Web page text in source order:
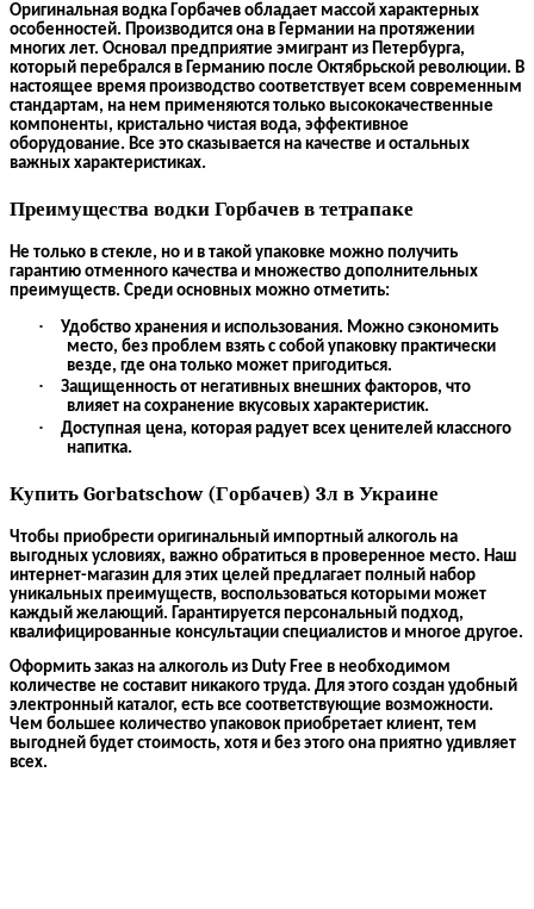
Оригинальная водка орбачев обладает массой характерных
особенностей. Производится она в Германии на протяжении
многих лет. Основал предприятие эмигрант из Петербурга,
который перебрался в Германию после Октябрьской революции. В
настоящее время производство соответствует всем современным
стандартам, на нем применяются только высококачественные
компоненты, кристально чистая вода, эффективное
оборудование. Все это сказывается на качестве и остальных
важных характеристиках.
Преимущества водки Горбачев в тетрапаке
Не только в стекле, но и в такой упаковке можно получить
гарантию отменного качества и множество дополнительных
преимуществ. Среди основных можно отметить:
·
Удобство хранения и использования. Можно сэкономить
место, без проблем взять с собой упаковку практически
везде, где она только может пригодиться.
·
Защищенность от негативных внешних факторов, что
влияет на сохранение вкусовых характеристик.
· Доступная цена, которая радует всех ценителей классного
напитка.
Купить Gorbatschow (Горбачев) 3л в Украине
Чтобы приобрести оригинальный импортный алкоголь на
выгодных условиях, важно обратиться в проверенное место. Наш
интернет-магазин для этих целей предлагает полный набор
уникальных преимуществ, воспользоваться которыми может
каждый желающий. Гарантируется персональный подход,
квалифицированные консультации специалистов и многое другое.
Оформить заказ на алкоголь из Duty Free в необходимом
количестве не составит никакого труда. Для этого создан удобный
электронный каталог, есть все соответствующие возможности.
Чем большее количество упаковок приобретает клиент, тем
выгодней будет стоимость, хотя и без этого она приятно удивляет
всех.